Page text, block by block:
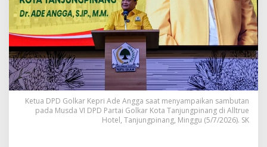
n
M
a
h
a
r
d
a
n
P
o
Ketua DPD Golkar Kepri Ade Angga saat menyampaikan sambutan
pada Musda VI DPD Partai Golkar Kota Tanjungpinang di Alltrue
Hotel, Tanjungpinang, Minggu (5/7/2026). SK